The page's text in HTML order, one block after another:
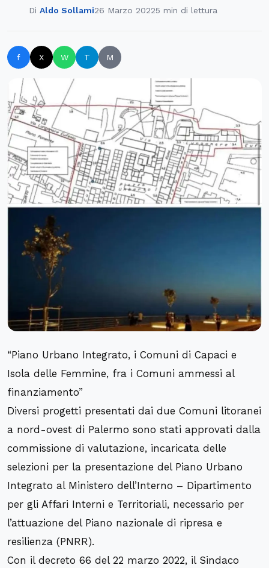
Di Aldo Sollami26 Marzo 20225 min di lettura
f X W T M
“Piano Urbano Integrato, i Comuni di Capaci e
Isola delle Femmine, fra i Comuni ammessi al
finanziamento”
Diversi progetti presentati dai due Comuni litoranei
a nord-ovest di Palermo sono stati approvati dalla
commissione di valutazione, incaricata delle
selezioni per la presentazione del Piano Urbano
Integrato al Ministero dell’Interno – Dipartimento
per gli Affari Interni e Territoriali, necessario per
l’attuazione del Piano nazionale di ripresa e
resilienza (PNRR).
Con il decreto 66 del 22 marzo 2022, il Sindaco